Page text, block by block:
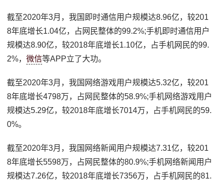
截至2020年3月，我国即时通信用户规模达8.96亿，较201
8年底增长1.04亿，占网民整体的99.2%;手机即时通信用户
规模达8.90亿，较2018年底增长1.10亿，占手机网民的99.
2%，微信等APP立了大功。
截至2020年3月，我国网络游戏用户规模达5.32亿，较201
8年底增长4798万，占网民整体的58.9%;手机网络游戏用户
规模达5.29亿，较2018年底增长7014万，占手机网民的59.
0%。
截至2020年3月，我国网络新闻用户规模达7.31亿，较201
8年底增长5598万，占网民整体的80.9%;手机网络新闻用户
规模达7.26亿，较2018年底增长7356万，占手机网民的81.